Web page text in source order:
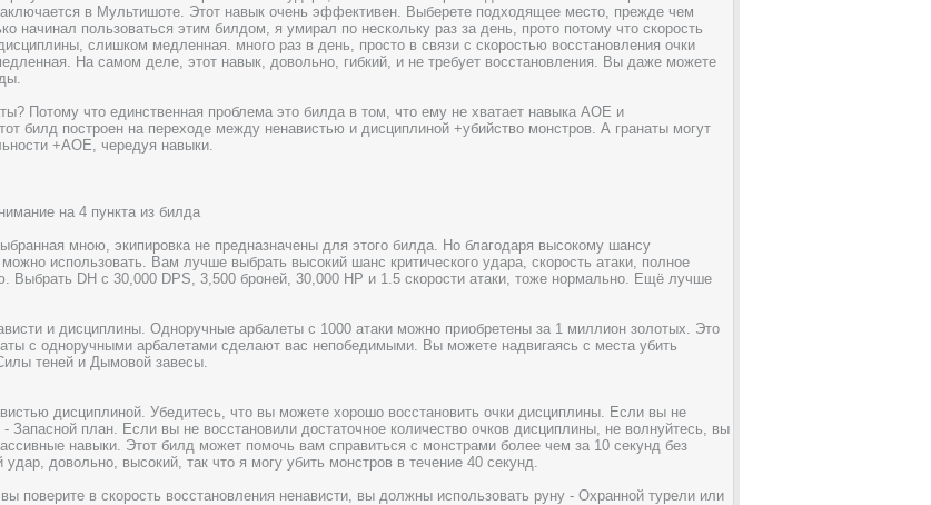
в Мультишоте. Этот навык очень эффективен. Выберете подходящее место, прежде чем
начинал пользоваться этим билдом, я умирал по нескольку раз за день, прото потому что скорость
слишком медленная. много раз в день, просто в связи с скоростью восстановления очки
На самом деле, этот навык, довольно, гибкий, и не требует восстановления. Вы даже можете
Потому что единственная проблема это билда в том, что ему не хватает навыка AOE и
билд построен на переходе между ненавистью и дисциплиной +убийство монстров. А гранаты могут
+AOE, чередуя навыки.
на 4 пункта из билда
мною, экипировка не предназначены для этого билда. Но благодаря высокому шансу
можно использовать. Вам лучше выбрать высокий шанс критического удара, скорость атаки, полное
Выбрать DH с 30,000 DPS, 3,500 броней, 30,000 HP и 1.5 скорости атаки, тоже нормально. Ещё лучше
и дисциплины. Одноручные арбалеты с 1000 атаки можно приобретены за 1 миллион золотых. Это
с одноручными арбалетами сделают вас непобедимыми. Вы можете надвигаясь с места убить
теней и Дымовой завесы.
дисциплиной. Убедитесь, что вы можете хорошо восстановить очки дисциплины. Если вы не
Запасной план. Если вы не восстановили достаточное количество очков дисциплины, не волнуйтесь, вы
навыки. Этот билд может помочь вам справиться с монстрами более чем за 10 секунд без
удар, довольно, высокий, так что я могу убить монстров в течение 40 секунд.
поверите в скорость восстановления ненависти, вы должны использовать руну - Охранной турели или